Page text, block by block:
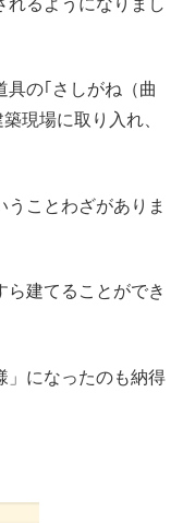
れるようになりまし
具の｢さしがね（曲
現場に取り入れ、
うことわざがありま
ら建てることができ
」になったのも納得